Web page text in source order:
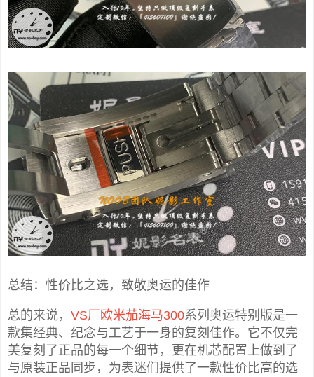
总结：性价比之选，致敬奥运的佳作
总的来说， VS厂欧米茄海马300系列奥运特别版是一
款集经典、纪念与工艺于一身的复刻佳作。它不仅完
美复刻了正品的每一个细节，更在机芯配置上做到了
与原装正品同步，为表迷们提供了一款性价比高的选